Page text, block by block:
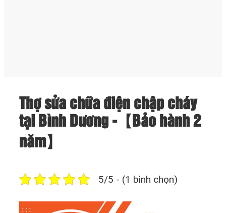
Thợ sửa chữa điện chập cháy
tại Bình Dương -【Bảo hành 2
năm】
5/5 - (1 bình chọn)